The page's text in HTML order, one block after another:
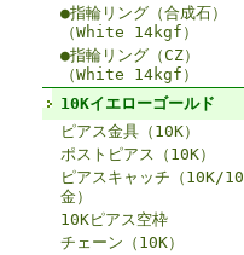
●指輪リング（合成石）
（White 14kgf）
●指輪リング（CZ）
（White 14kgf）
10Kイエローゴールド
ピアス金具（10K）
ポストピアス（10K）
ピアスキャッチ（10K/10
金）
10Kピアス空枠
チェーン（10K）